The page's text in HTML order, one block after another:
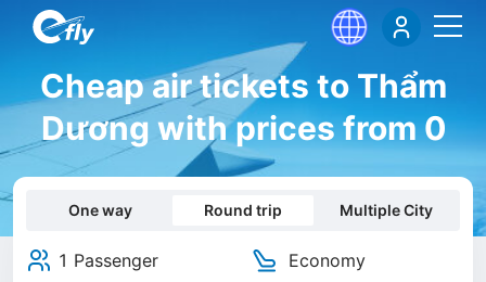
Cheap air tickets to Thẩm
Dương with prices from 0
One way Round trip Multiple City
1 Passenger Economy